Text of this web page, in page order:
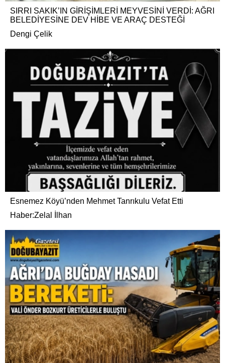
SIRRI SAKIK’IN GİRİŞİMLERİ MEYVESİNİ VERDİ: AĞRI
BELEDİYESİNE DEV HİBE VE ARAÇ DESTEĞİ
Dengi Çelik
Esnemez Köyü’nden Mehmet Tanrıkulu Vefat Etti
Haber:Zelal İlhan